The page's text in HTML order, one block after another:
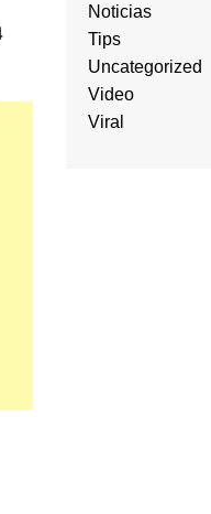
Noticias
Tips
Uncategorized
Video
Viral